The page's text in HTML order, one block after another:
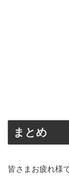
まとめ
皆さまお疲れ様